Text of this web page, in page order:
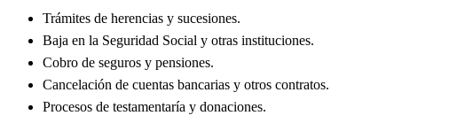
Trámites de herencias y sucesiones.
Baja en la Seguridad Social y otras instituciones.
Cobro de seguros y pensiones.
Cancelación de cuentas bancarias y otros contratos.
Procesos de testamentaría y donaciones.